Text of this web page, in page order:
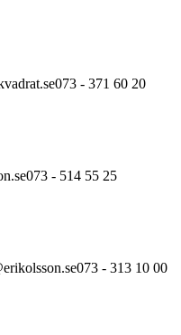
073 - 371 60 20
073 - 514 55 25
073 - 313 10 00